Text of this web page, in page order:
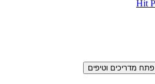
פתח מדריכים וטיפים